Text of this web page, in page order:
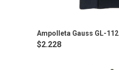
Ampolleta Gauss GL-112
$2.228